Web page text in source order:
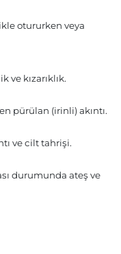
otururken veya
ve kızarıklık.
pürülan (irinli) akıntı.
ve cilt tahrişi.
durumunda ateş ve